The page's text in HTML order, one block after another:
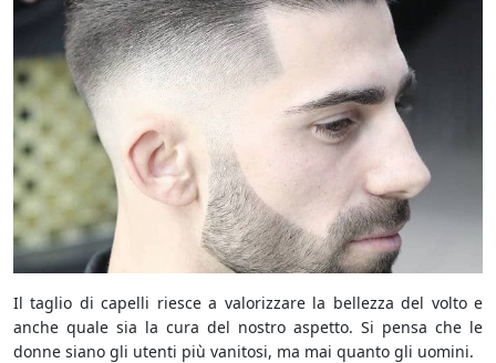
Il taglio di capelli riesce a valorizzare la bellezza del volto e
anche quale sia la cura del nostro aspetto. Si pensa che le
donne siano gli utenti più vanitosi, ma mai quanto gli uomini.